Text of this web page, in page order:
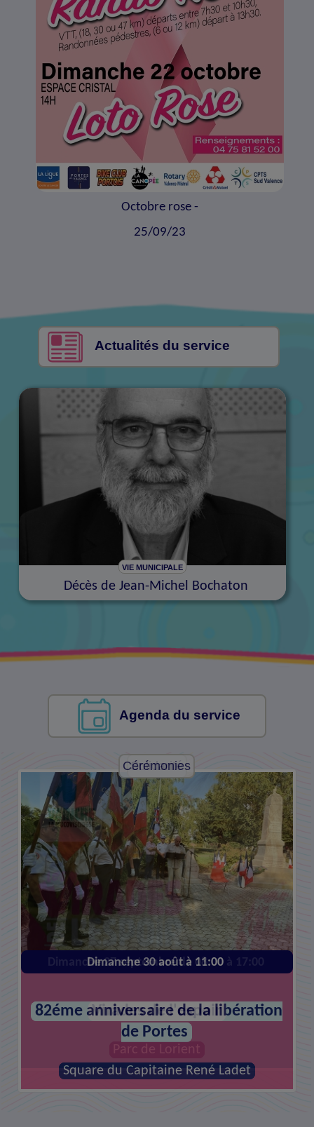
Octobre rose -
25/09/23
Actualités du service
VIE MUNICIPALE
Décès de Jean-Michel Bochaton
Agenda du service
Cérémonies
Dimanche 30 août à 11:00
82éme anniversaire de la libération
de Portes
Square du Capitaine René Ladet
Solidarité
Dimanche 27 septembre de 08:00 à 17:00
Virades de l'espoir